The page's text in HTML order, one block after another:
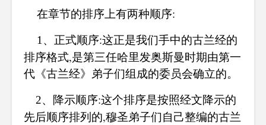
在章节的排序上有两种顺序:
1、 正式顺序:这正是我们手中的古兰经的
排序格式,是第三任哈里发奥斯曼时期由第一
代《古兰经》弟子们组成的委员会确立的。
2、 降示顺序:这个排序是按照经文降示的
先后顺序排列的,穆圣弟子们自己整编的古兰